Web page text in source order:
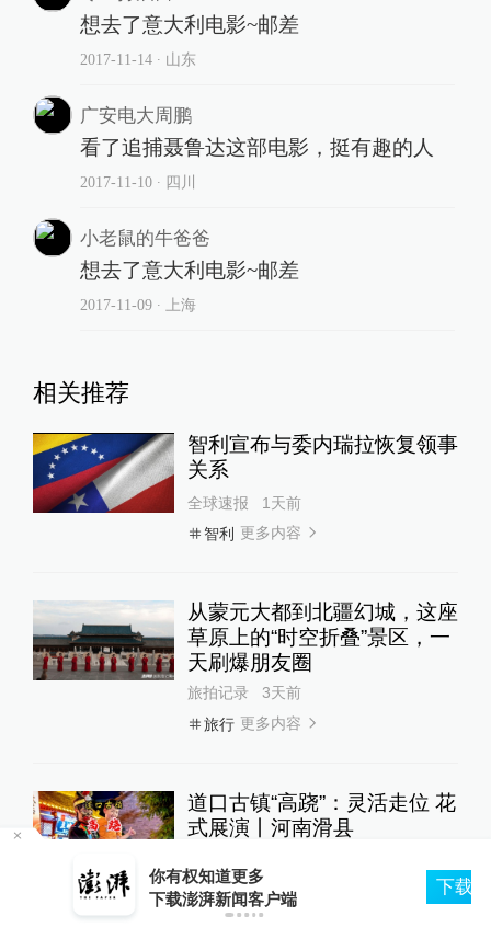
想去了意大利电影~邮差
2017-11-14∙ 山东
广安电大周鹏
看了追捕聂鲁达这部电影，挺有趣的人
2017-11-10∙ 四川
小老鼠的牛爸爸
想去了意大利电影~邮差
2017-11-09∙ 上海
相关推荐
智利宣布与委内瑞拉恢复领事
关系
全球速报
1天前
智利
更多内容
从蒙元大都到北疆幻城，这座
草原上的“时空折叠”景区，一
天刷爆朋友圈
旅拍记录
3天前
旅行 更多内容
道口古镇“高跷”：灵活走位 花
式展演丨河南滑县
你有权知道更多
下载澎湃新闻客户端
下载APP